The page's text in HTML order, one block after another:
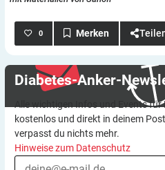
0
Diabetes-Anker-
Alle wichtigen Infos und Events für
kostenlos und direkt in deinem
verpasst du nichts mehr.
Hinweise zum Datenschutz